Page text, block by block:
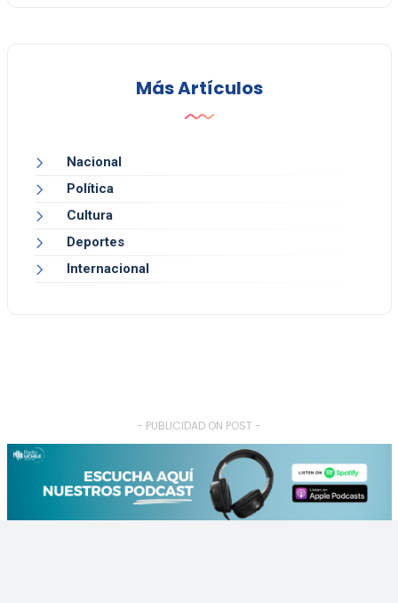
Más Artículos
Nacional
Política
Cultura
Deportes
Internacional
- PUBLICIDAD ON POST -